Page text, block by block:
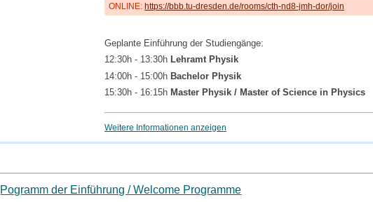
ONLINE:https://bbb.tu-dresden.de/rooms/cth-nd8-jmh-dor/join
Geplante Einführung der Studiengänge:
12:30h - 13:30hLehramt Physik
14:00h - 15:00hBachelor Physik
15:30h - 16:15hMaster Physik / Master of Science in Physics
Weitere Informationen anzeigen
Pogramm der Einführung / Welcome Programme